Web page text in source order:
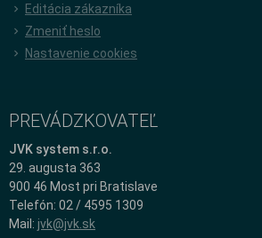
Editácia zákazníka
Zmeniť heslo
Nastavenie cookies
PREVÁDZKOVATEĽ
JVK system s.r.o.
29. augusta 363
900 46 Most pri Bratislave
Telefón: 02 / 4595 1309
Mail: jvk@jvk.sk